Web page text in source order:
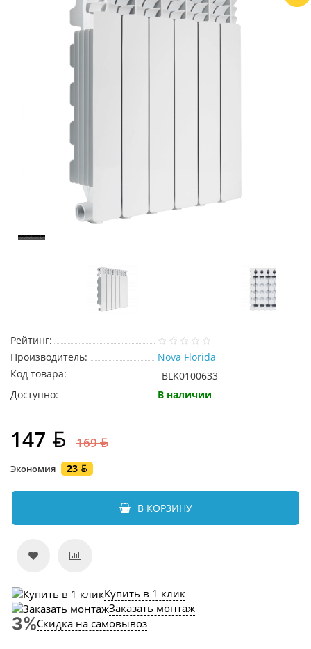
Рейтинг:
Производитель:
Nova Florida
Код товара:
BLK0100633
Доступно:
В наличии
147 169
Экономия 23
В КОРЗИНУ
Купить в 1 клик
Заказать монтаж
Скидка на самовывоз